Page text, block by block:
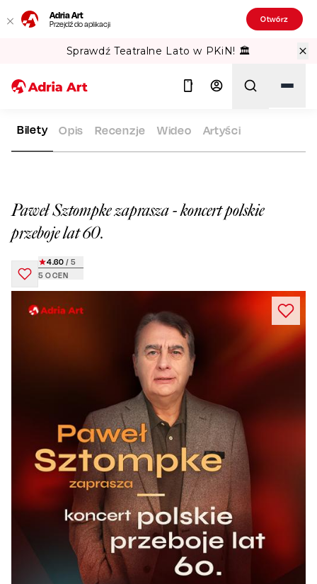
Adria Art
Przejdź do aplikacji Otwórz
Sprawdź Teatralne Lato w PKiN! 🏛️
ADRIA ART REPERTUAR PAWEŁ SZTOMPKE ZAPRASZA -
Paweł Sztompke zaprasza - koncert polskie
przeboje lat 60.
5 OCEN
4.60 / 5
Bilety Opis Recenzje Wideo Artyści